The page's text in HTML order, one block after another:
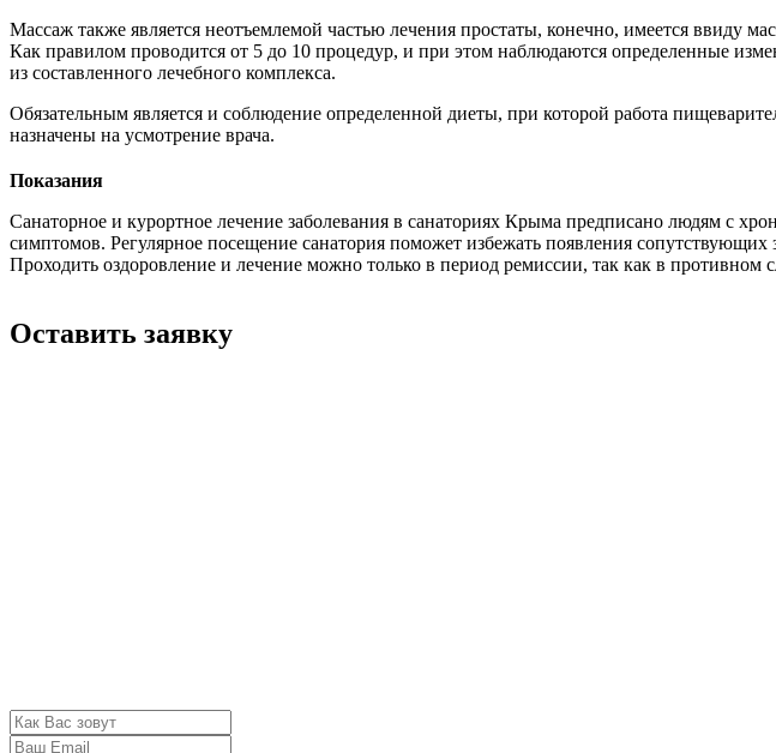
Массаж также является неотъемлемой частью лечения простаты, конечно, имеется ввиду
Как правилом проводится от 5 до 10 процедур, и при этом наблюдаются определенные
из составленного лечебного комплекса.
Обязательным является и соблюдение определенной диеты, при которой работа
назначены на усмотрение врача.
Показания
Санаторное и курортное лечение заболевания в санаториях Крыма предписано людям с
симптомов. Регулярное посещение санатория поможет избежать появления сопутствующих
Проходить оздоровление и лечение можно только в период ремиссии, так как в
Оставить заявку